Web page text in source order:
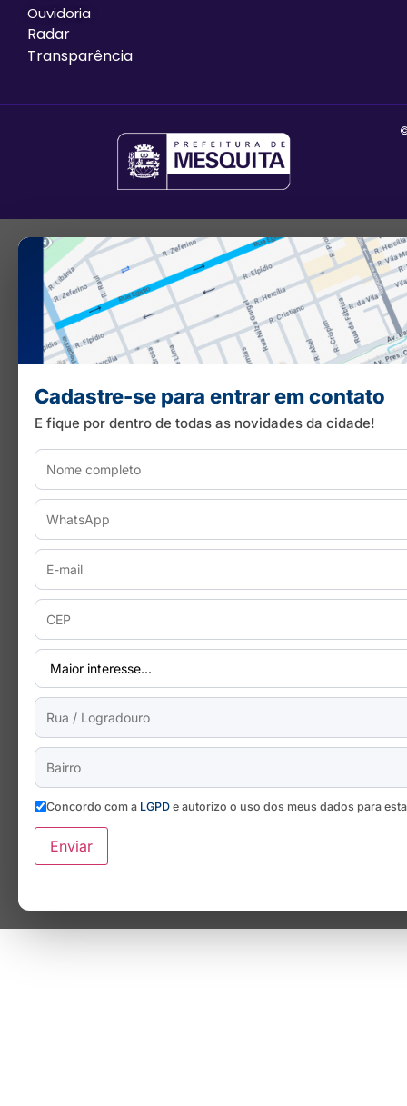
Ouvidoria
Radar
Transparência
Cadastre-se para entrar em contato
E fique por dentro de todas as novidades da cidade!
Concordo com a LGPD e autorizo o uso dos meus dados para
Enviar